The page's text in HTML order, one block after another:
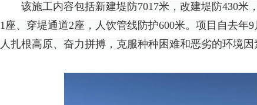
该施工内容包括新建堤防7017米，改建堤防430米
1座、穿堤通道2座，人饮管线防护600米。项目自去
人扎根高原、奋力拼搏，克服种种困难和恶劣的环境